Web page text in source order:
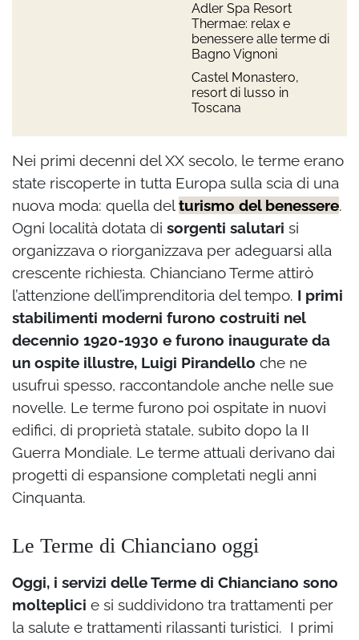
Adler Spa Resort
Thermae: relax e
benessere alle terme di
Bagno Vignoni
Castel Monastero,
resort di lusso in
Toscana
Nei primi decenni del XX secolo, le terme erano
state riscoperte in tutta Europa sulla scia di una
nuova moda: quella delturismo del benessere.
Ogni località dotata di sorgenti salutari si
organizzava o riorganizzava per adeguarsi alla
crescente richiesta. Chianciano Terme attirò
l’attenzione dell’imprenditoria del tempo. I primi
stabilimenti moderni furono costruiti nel
decennio 1920-1930 e furono inaugurate da
un ospite illustre, Luigi Pirandello che ne
usufruì spesso, raccontandole anche nelle sue
novelle. Le terme furono poi ospitate in nuovi
edifici, di proprietà statale, subito dopo la II
Guerra Mondiale. Le terme attuali derivano dai
progetti di espansione completati negli anni
Cinquanta.
Le Terme di Chianciano oggi
Oggi, i servizi delle Terme di Chianciano sono
molteplici e si suddividono tra trattamenti per
la salute e trattamenti rilassanti turistici. I primi